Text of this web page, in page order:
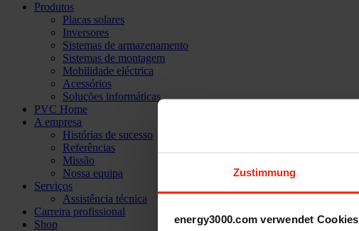
Zustimmung
energy3000.com verwendet Cookies
Produtos
Placas solares
Inversores
Sistemas de armazenamento
Sistemas de montagem
Mobilidade eléctrica
Acessórios
Soluções informáticas
PVC Home
A empresa
Histórias de sucesso
Referências
Missão
Nossa equipa
Serviços
Assistência técnica
Carreira profissional
Shop